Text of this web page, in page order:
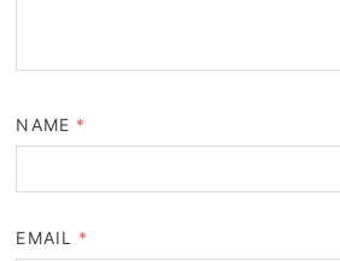
NAME *
EMAIL *